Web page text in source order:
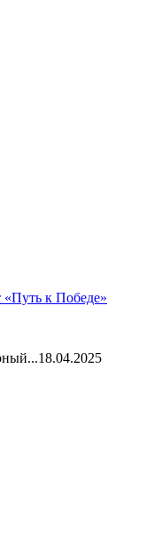
«Путь к Победе»
18.04.2025